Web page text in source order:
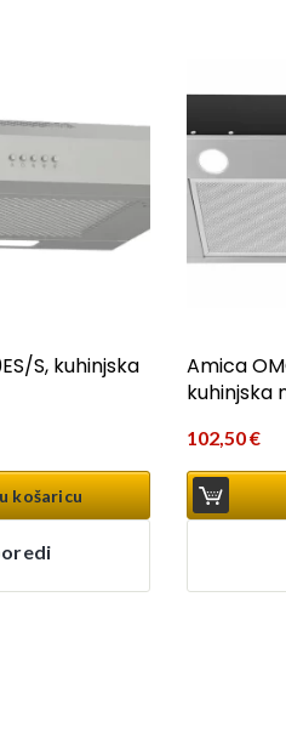
S, kuhinjska
košaricu
Amica
kuhinjska
102,50€